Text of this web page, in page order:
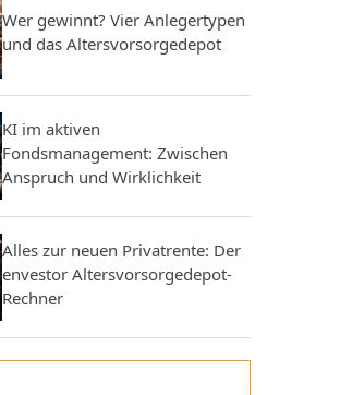
Wer gewinnt? Vier Anlegertypen
und das Altersvorsorgedepot
KI im aktiven
Fondsmanagement: Zwischen
Anspruch und Wirklichkeit
Alles zur neuen Privatrente: Der
envestor Altersvorsorgedepot-
Rechner